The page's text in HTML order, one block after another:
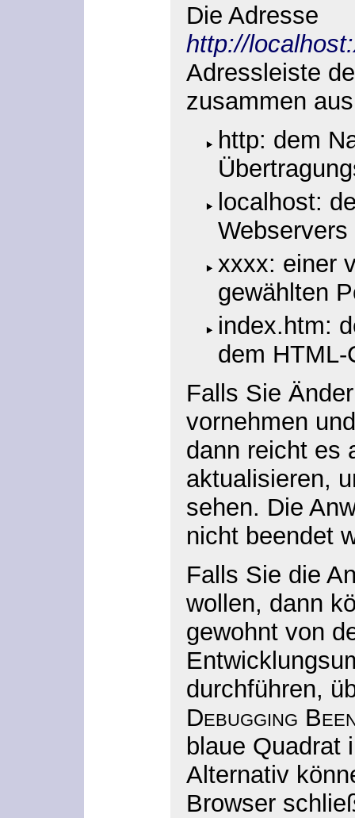
Die Adresse
http://
Adressleiste
zusammen
http: dem
localhost:
Webservers
xxxx: einer
gewählten
index.htm:
dem HTML-
Falls Sie
vornehmen
dann reicht es
aktualisieren,
sehen. Die
nicht beendet
Falls Sie die
wollen, dann
gewohnt von
durchführen,
Debugging
blaue Quadrat
Alternativ
Browser